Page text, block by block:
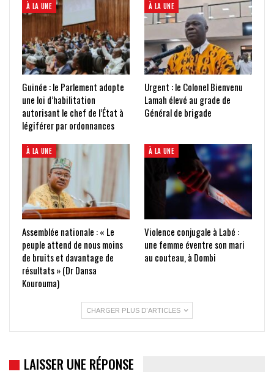
À LA UNE
Guinée : le Parlement adopte
une loi d’habilitation
autorisant le chef de l’État à
légiférer par ordonnances
À LA UNE
Urgent : le Colonel Bienvenu
Lamah élevé au grade de
Général de brigade
À LA UNE
Assemblée nationale : « Le
peuple attend de nous moins
de bruits et davantage de
résultats » (Dr Dansa
Kourouma)
À LA UNE
Violence conjugale à Labé :
une femme éventre son mari
au couteau, à Dombi
CHARGER PLUS D'ARTICLES
LAISSER UNE RÉPONSE